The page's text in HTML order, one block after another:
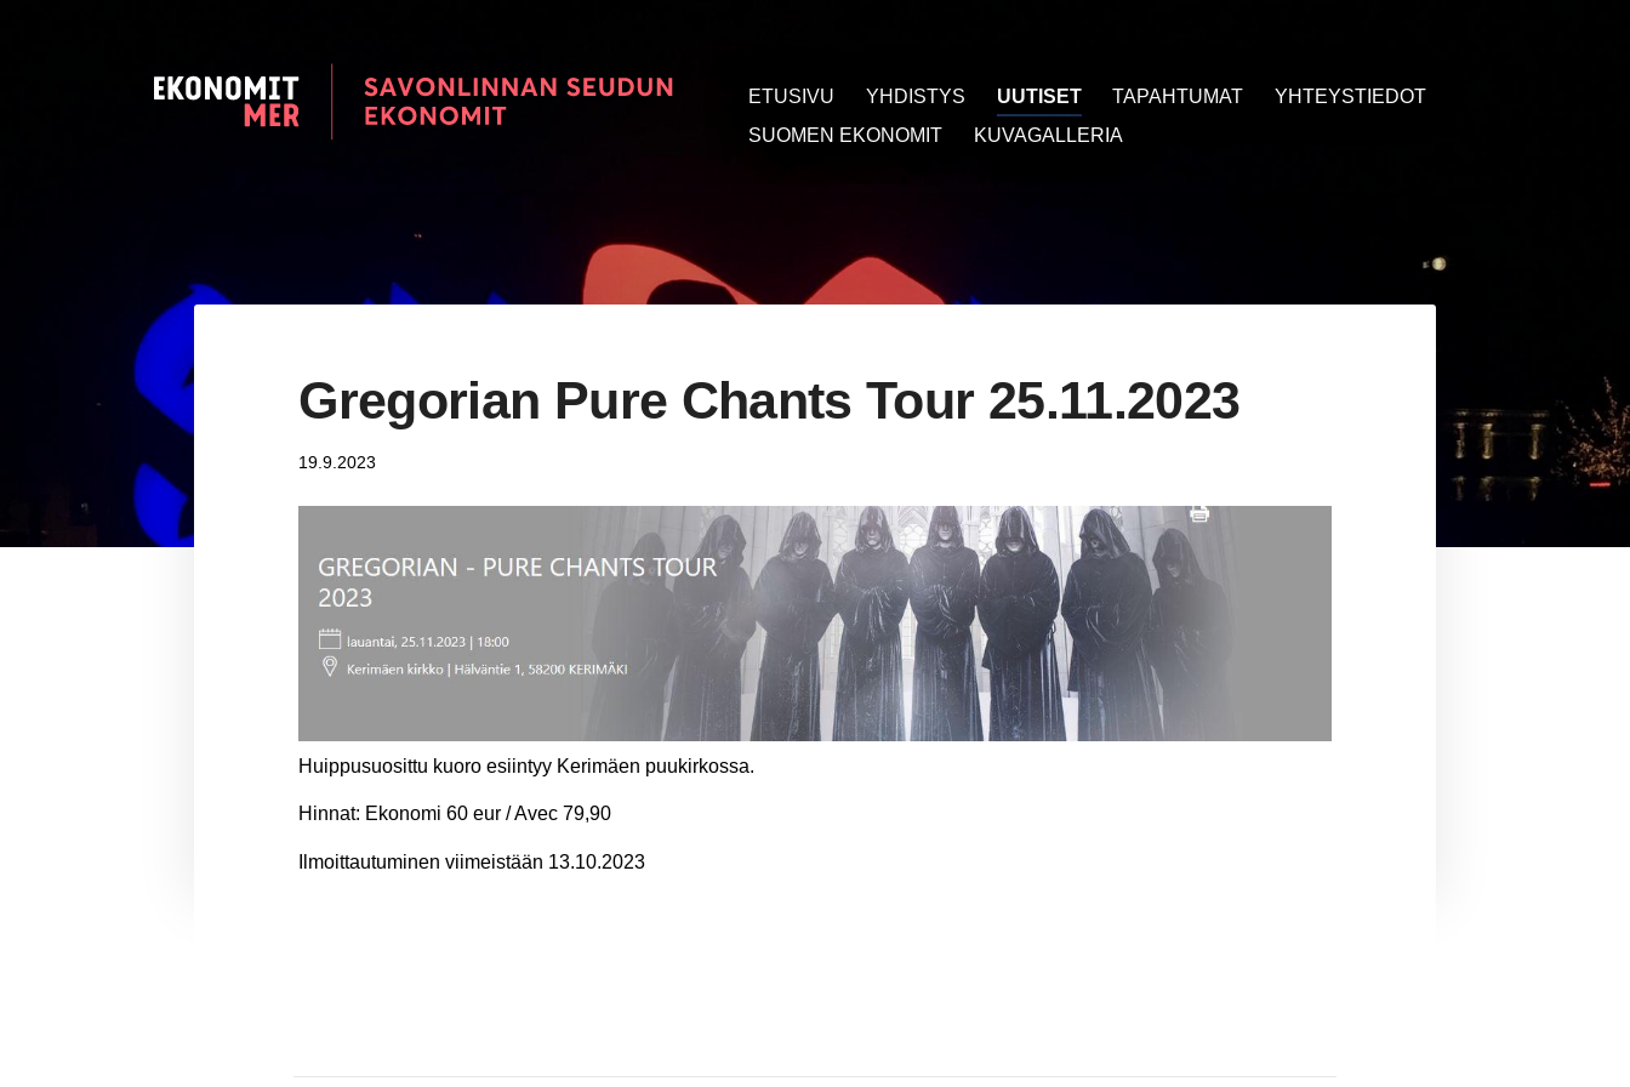
Savonlinnan seudun Ekonomit
ETUSIVU YHDISTYS UUTISET TAPAHTUMAT
YHTEYSTIEDOT
SUOMEN EKONOMIT
KUVAGALLERIA
Gregorian Pure Chants Tour 25.11.2023
19.9.2023
Huippusuosittu kuoro esiintyy Kerimäen puukirkossa.
Hinnat: Ekonomi 60 eur / Avec 79,90
Ilmoittautuminen viimeistään 13.10.2023